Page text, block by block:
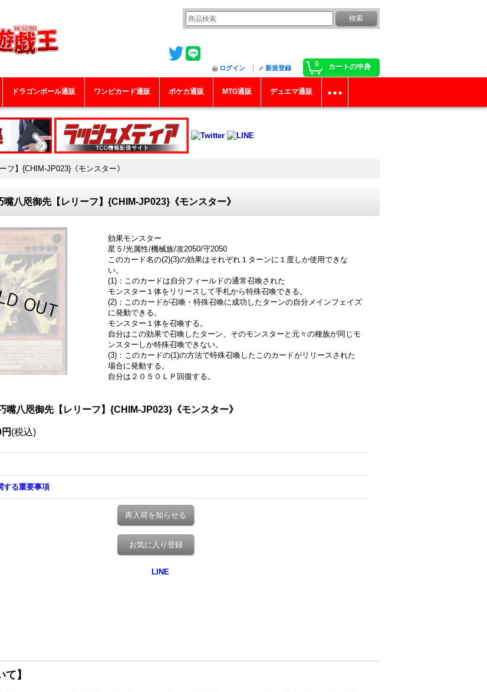
0 カートの中身
ログイン 新規登録
ドラゴンボール通販 ワンピカード通販 ポケカ通販 MTG通販 デュエマ通販
フ】{CHIM-JP023}《モンスター》
嘴八咫御先【レリーフ】{CHIM-JP023}《モンスター》
効果モンスター
星５/光属性/機械族/攻2050/守2050
このカード名の(2)(3)の効果はそれぞれ１ターンに１度しか使用できな
い。
(1)：このカードは自分フィールドの通常召喚された
モンスター１体をリリースして手札から特殊召喚できる。
(2)：このカードが召喚・特殊召喚に成功したターンの自分メインフェイズ
に発動できる。
モンスター１体を召喚する。
自分はこの効果で召喚したターン、そのモンスターと元々の種族が同じモ
ンスターしか特殊召喚できない。
(3)：このカードの(1)の方法で特殊召喚したこのカードがリリースされた
場合に発動する。
自分は２０５０ＬＰ回復する。
嘴八咫御先【レリーフ】{CHIM-JP023}《モンスター》
(税込)
する重要事項
再入荷を知らせる
お気に入り登録
て】